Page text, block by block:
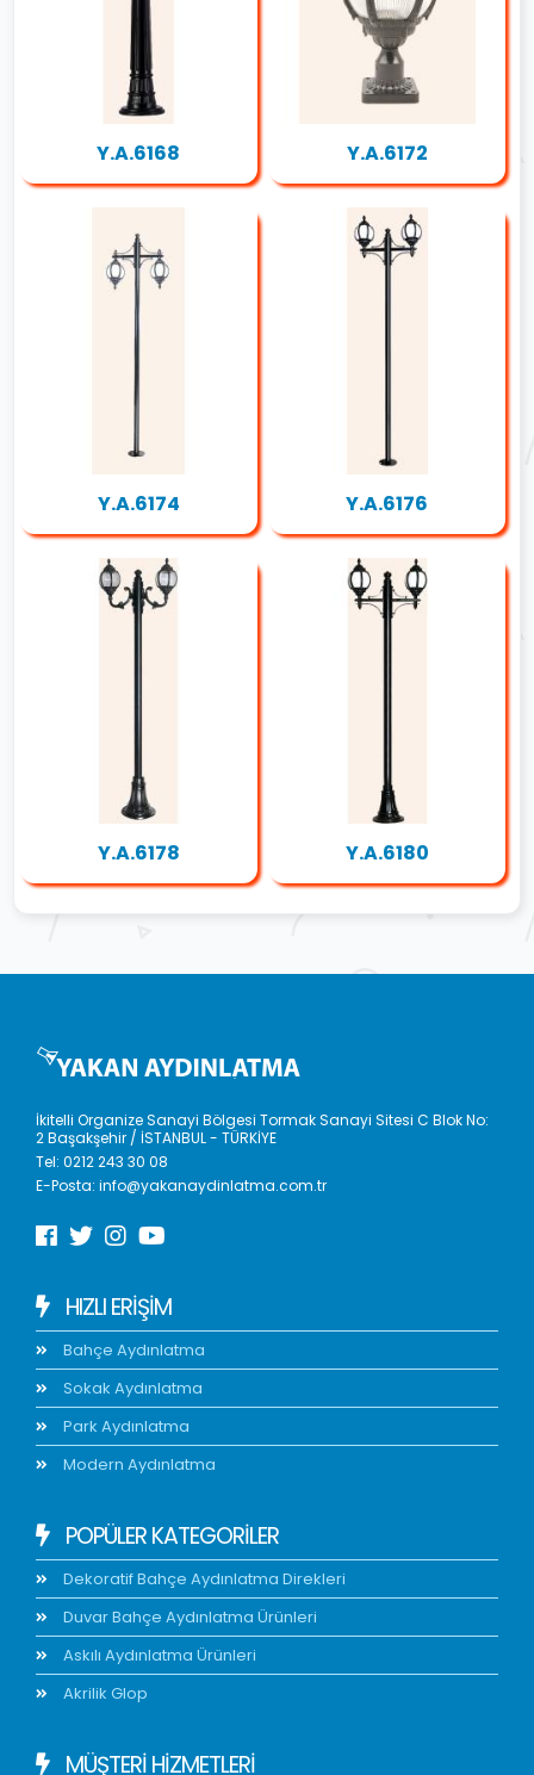
Y.A.6168 Y.A.6172
Y.A.6174 Y.A.6176
Y.A.6178 Y.A.6180
İkitelli Organize Sanayi Bölgesi Tormak Sanayi Sitesi C Blok No:
2 Başakşehir / İSTANBUL - TÜRKİYE
Tel:0212 243 30 08
E-Posta:info@yakanaydinlatma.com.tr
HIZLI ERIŞIM
Bahçe Aydınlatma
Sokak Aydınlatma
Park Aydınlatma
Modern Aydınlatma
POPÜLER KATEGORİLER
Dekoratif Bahçe Aydınlatma Direkleri
Duvar Bahçe Aydınlatma Ürünleri
Askılı Aydınlatma Ürünleri
Akrilik Glop
MÜŞTERİ HİZMETLERİ